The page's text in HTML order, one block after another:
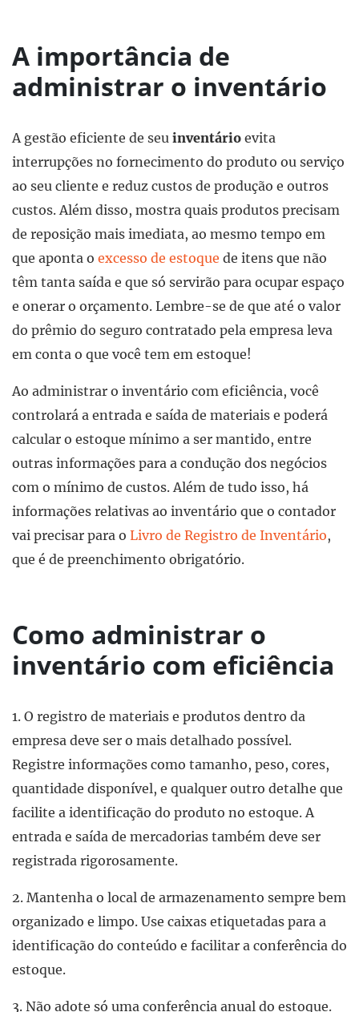
A importância de
administrar o inventário
A gestão eficiente de seu inventário evita
interrupções no fornecimento do produto ou serviço
ao seu cliente e reduz custos de produção e outros
custos. Além disso, mostra quais produtos precisam
de reposição mais imediata, ao mesmo tempo em
que aponta o excesso de estoque de itens que não
têm tanta saída e que só servirão para ocupar espaço
e onerar o orçamento. Lembre-se de que até o valor
do prêmio do seguro contratado pela empresa leva
em conta o que você tem em estoque!
Ao administrar o inventário com eficiência, você
controlará a entrada e saída de materiais e poderá
calcular o estoque mínimo a ser mantido, entre
outras informações para a condução dos negócios
com o mínimo de custos. Além de tudo isso, há
informações relativas ao inventário que o contador
vai precisar para o Livro de Registro de Inventário,
que é de preenchimento obrigatório.
Como administrar o
inventário com eficiência
1. O registro de materiais e produtos dentro da
empresa deve ser o mais detalhado possível.
Registre informações como tamanho, peso, cores,
quantidade disponível, e qualquer outro detalhe que
facilite a identificação do produto no estoque. A
entrada e saída de mercadorias também deve ser
registrada rigorosamente.
2. Mantenha o local de armazenamento sempre bem
organizado e limpo. Use caixas etiquetadas para a
identificação do conteúdo e facilitar a conferência do
estoque.
3. Não adote só uma conferência anual do estoque.